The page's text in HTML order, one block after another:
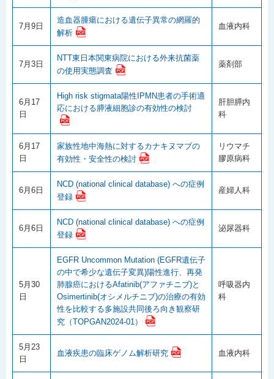
7月9日
造血器腫瘍における遺伝子異常の網羅的
解析
血液内科
7月3日
NTT東日本関東病院における外来抗菌薬
の使用実態調査
薬剤部
6月17
日
High risk stigmata陽性IPMN患者の手術適
応における膵液細胞診の有効性の検討
肝胆膵内
科
6月17
日
家族性地中海熱に対するカナキヌマブの
有効性・安全性の検討
リウマチ
膠原病科
6月6日
NCD (national clinical database) への症例
登録
産婦人科
6月6日
NCD (national clinical database) への症例
登録
泌尿器科
5月30
日
EGFR Uncommon Mutation (EGFR遺伝子
の中で希少な遺伝子変異)陽性進行、再発
肺腺癌におけるAfatinib(アファチニブ)と
Osimertinib(オシメルチニブ)の治療の有効
性を比較する多施設共同後ろ向き観察研
究（TOPGAN2024-01）
呼吸器内
科
5月23
日
血液疾患の臨床ゲノム解析研究 血液内科